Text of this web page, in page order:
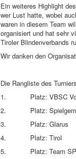
Ein weiteres Highlight
wer Lust hatte, wobei
waren in diesem Team
organisiert und hat sehr
Tiroler Blindenverbands
Wir danken den
Die Rangliste des
1.
Platz: VBSC
2.
Platz:
3.
Platz: Glarus
4.
Platz: Tirol
5.
Platz: Team